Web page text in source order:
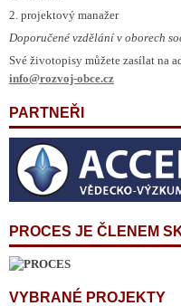
2. projektový manažer
Doporučené vzdělání v oborech
Své životopisy můžete zasílat na
info@rozvoj-obce.cz
PARTNEŘI
PROCES JE ČLENEM
VYBRANÉ PROJEKTY